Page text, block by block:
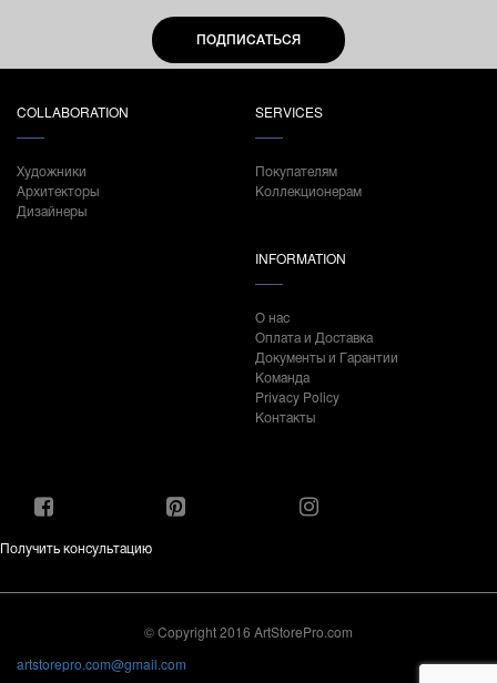
ПОДПИСАТЬСЯ
COLLABORATION
Художники
Архитекторы
Дизайнеры
SERVICES
Покупателям
Коллекционерам
INFORMATION
О нас
Оплата и Доставка
Документы и Гарантии
Команда
Privacy Policy
Контакты
Получить консультацию
© Copyright 2016 ArtStorePro.com
artstorepro.com@gmail.com